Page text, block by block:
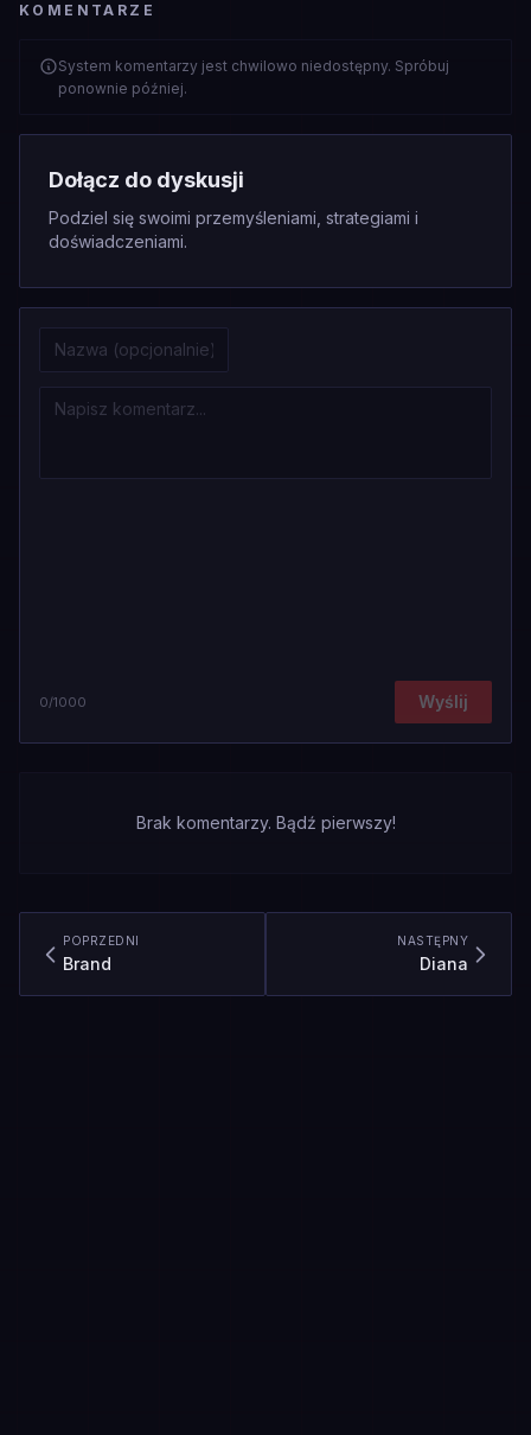
KOMENTARZE
System komentarzy jest chwilowo niedostępny. Spróbuj
ponownie później.
Dołącz do dyskusji
Podziel się swoimi przemyśleniami, strategiami i
doświadczeniami.
0/1000 Wyślij
Brak komentarzy. Bądź pierwszy!
POPRZEDNI
Brand
NASTĘPNY
Diana